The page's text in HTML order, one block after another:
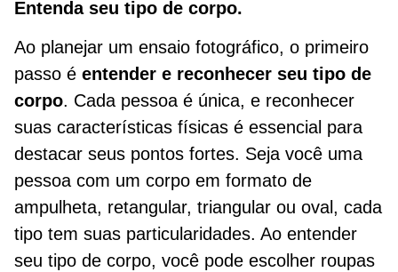
Entenda seu tipo de corpo.
Ao planejar um ensaio fotográfico, o primeiro
passo é entender e reconhecer seu tipo de
corpo. Cada pessoa é única, e reconhecer
suas características físicas é essencial para
destacar seus pontos fortes. Seja você uma
pessoa com um corpo em formato de
ampulheta, retangular, triangular ou oval, cada
tipo tem suas particularidades. Ao entender
seu tipo de corpo, você pode escolher roupas